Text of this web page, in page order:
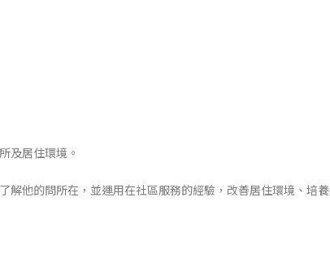
及居住環境。
解他的問所在，並運用在社區服務的經驗，改善居住環境、培